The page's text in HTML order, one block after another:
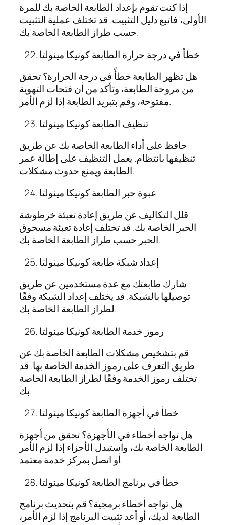
إذا كنت تقوم بإعداد الطابعة الخاصة بك للمرة
الأولى، فاتبع دليل التثبيت. قد تختلف عملية التثبيت
حسب طراز الطابعة الخاصة بك.
خطأ في درجة حرارة الطابعة كونيكا مينولتا
هل تظهر الطابعة خطأً في درجة الحرارة؟ تحقق
من مروحة الطابعة، وتأكد من أن فتحات التهوية
مفتوحة، وقم بتبريد الطابعة إذا لزم الأمر.
تنظيف الطابعة كونيكا مينولتا
حافظ على أداء الطابعة الخاصة بك عن طريق
تنظيفها بانتظام. يعمل التنظيف على إطالة عمر
الطابعة ويمنع حدوث مشكلات.
عبوة حبر الطابعة كونيكا مينولتا
قلل التكاليف عن طريق إعادة تعبئة خرطوشة
الحبر الخاصة بك. قد تختلف إعادة تعبئة مسحوق
الحبر حسب طراز الطابعة الخاصة بك.
إعداد شبكة طابعة كونيكا مينولتا
شارك طابعتك مع عدة مستخدمين عن طريق
توصيلها بالشبكة. قد يختلف إعداد الشبكة وفقًا
لطراز الطابعة الخاصة بك.
رموز خدمة الطابعة كونيكا مينولتا
قم بتشخيص مشكلات الطابعة الخاصة بك عن
طريق التعرف على رموز الخدمة الخاصة بها. قد
تختلف رموز الخدمة وفقًا لطراز الطابعة الخاصة
بك.
خطأ في أجهزة الطابعة كونيكا مينولتا
هل تواجه أخطاء في الأجهزة؟ تحقق من أجهزة
الطابعة الخاصة بك، واستبدل الأجزاء إذا لزم الأمر
أو اتصل بمركز خدمة معتمد.
خطأ في برنامج الطابعة كونيكا مينولتا
هل تواجه أخطاء برمجية؟ قم بتحديث برنامج
الطابعة لديك، أو أعد تثبيت البرنامج إذا لزم الأمر،